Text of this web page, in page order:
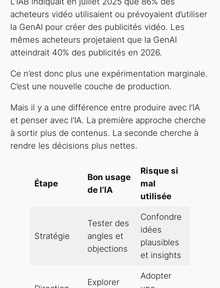
acheteurs vidéo utilisaient ou prévoyaient d’utiliser
la GenAI pour créer des publicités vidéo. Les
mêmes acheteurs projetaient que la GenAI
atteindrait 40% des publicités en 2026.
Ce n’est donc plus une expérimentation marginale.
C’est une nouvelle couche de production.
Mais il y a une différence entre produire avec l’IA
et penser avec l’IA. La première approche cherche
à sortir plus de contenus. La seconde cherche à
rendre les décisions plus nettes.
Étape
Bon usage
de l’IA
Risque si
mal
utilisée
Stratégie
Tester des
angles et
objections
Confondre
idées
plausibles
et insights
Explorer
Adopter